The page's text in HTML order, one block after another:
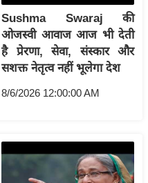
Sushma Swaraj की
ओजस्वी आवाज आज भी देती
है प्रेरणा, सेवा, संस्कार और
सशक्त नेतृत्व नहीं भूलेगा देश
8/6/2026 12:00:00 AM